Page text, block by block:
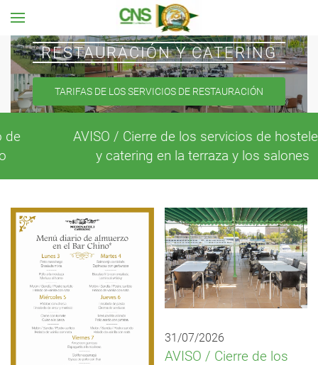
Ir al contenido principal
RESTAURACIÓN Y CATERING
TARIFAS DE LOS SERVICIOS DE RESTAURACIÓN
AVISO / Cierre de los servicios de hostelería
y catering en la terraza y los salones
31/07/2026
AVISO / Cierre de los